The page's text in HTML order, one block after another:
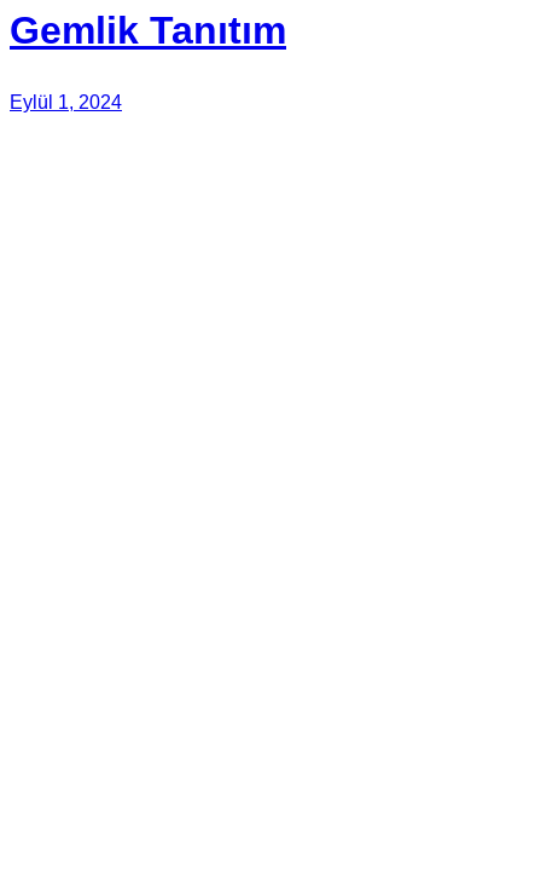
Gemlik Tanıtım
Eylül 1, 2024